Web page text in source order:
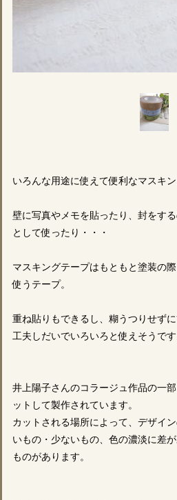
いろんな用途に使えて便利なマスキン
壁に写真やメモを貼ったり、封をす
として使ったり・・・
マスキングテープはもともと塗装の
使うテープ。
重ね貼りもできるし、糊うつりせず
工夫しだいでいろいろと使えそうです
井上陽子さんのコラージュ作品の一
ットして製作されています。
カットされる場所によって、デザイ
いもの・少ないもの、色の濃淡に差
ものがあります。